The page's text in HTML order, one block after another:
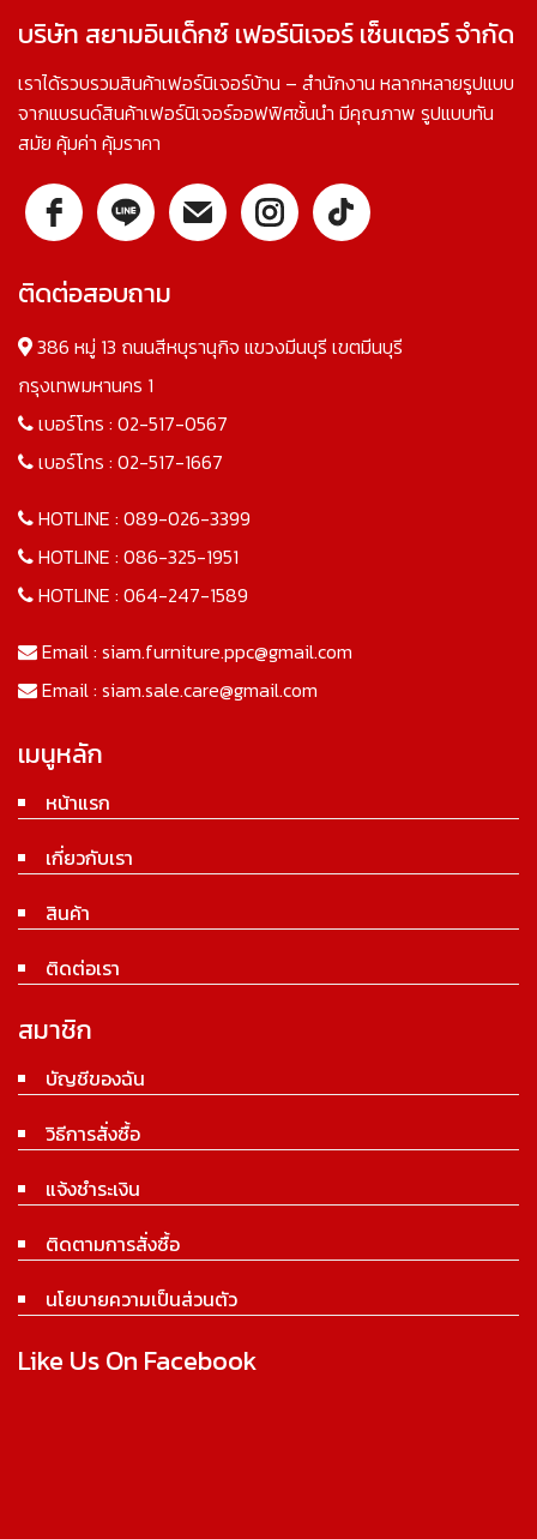
บริษัท สยามอินเด็กซ์ เฟอร์นิเจอร์ เซ็นเตอร์ จำกัด
เราได้รวบรวมสินค้าเฟอร์นิเจอร์บ้าน – สำนักงาน หลากหลายรูปแบบ
จากแบรนด์สินค้าเฟอร์นิเจอร์ออฟฟิศชั้นนำ มีคุณภาพ รูปแบบทัน
สมัย คุ้มค่า คุ้มราคา
ติดต่อสอบถาม
386 หมู่ 13 ถนนสีหบุรานุกิจ แขวงมีนบุรี เขตมีนบุรี
กรุงเทพมหานคร 1
เบอร์โทร : 02-517-0567
เบอร์โทร : 02-517-1667
HOTLINE : 089-026-3399
HOTLINE : 086-325-1951
HOTLINE : 064-247-1589
Email : siam.furniture.ppc@gmail.com
Email : siam.sale.care@gmail.com
เมนูหลัก
หน้าแรก
เกี่ยวกับเรา
สินค้า
ติดต่อเรา
สมาชิก
บัญชีของฉัน
วิธีการสั่งซื้อ
แจ้งชำระเงิน
ติดตามการสั่งซื้อ
นโยบายความเป็นส่วนตัว
Like Us On Facebook